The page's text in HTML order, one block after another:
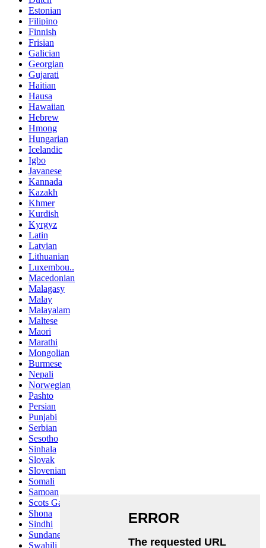
Estonian
Filipino
Finnish
Frisian
Galician
Georgian
Gujarati
Haitian
Hausa
Hawaiian
Hebrew
Hmong
Hungarian
Icelandic
Igbo
Javanese
Kannada
Kazakh
Khmer
Kurdish
Kyrgyz
Latin
Latvian
Lithuanian
Luxembou..
Macedonian
Malagasy
Malay
Malayalam
Maltese
Maori
Marathi
Mongolian
Burmese
Nepali
Norwegian
Pashto
Persian
Punjabi
Serbian
Sesotho
Sinhala
Slovak
Slovenian
Somali
Samoan
Scots Gaelic
Shona
Sindhi
Sundanese
Swahili